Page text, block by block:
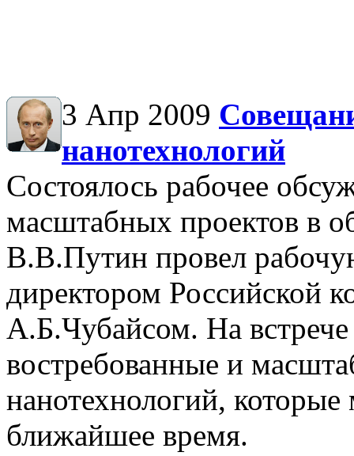
3 Апр 2009
нанотехнологий
Состоялось рабочее
масштабных проектов в
В.В.Путин провел
директором Российской
А.Б.Чубайсом. На
востребованные и
нанотехнологий,
ближайшее время.